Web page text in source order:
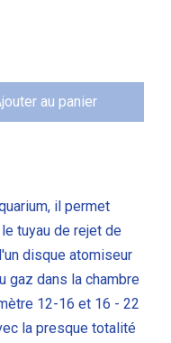
au panier
il permet
tuyau de rejet de
disque atomiseur
gaz dans la chambre
12-16 et 16 - 22
la presque totalité